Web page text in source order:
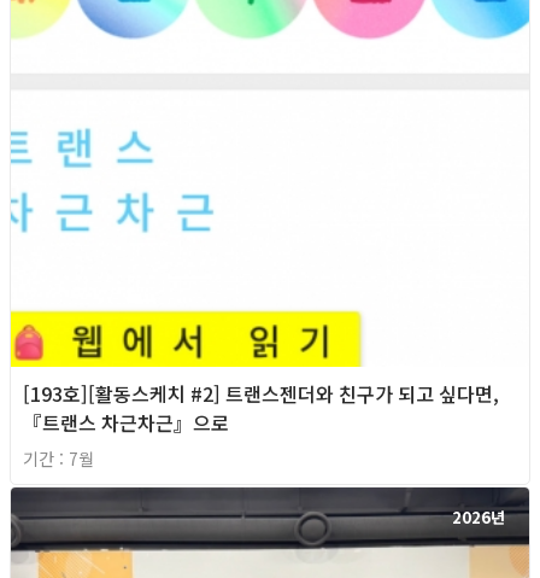
[193호][활동스케치 #2] 트랜스젠더와 친구가 되고 싶다면,
『트랜스 차근차근』으로
기간 : 7월
2026년